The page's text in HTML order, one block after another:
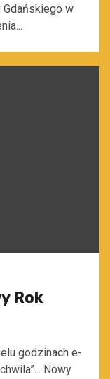
Gdańskiego w
Rok
godzinach e-
Nowy